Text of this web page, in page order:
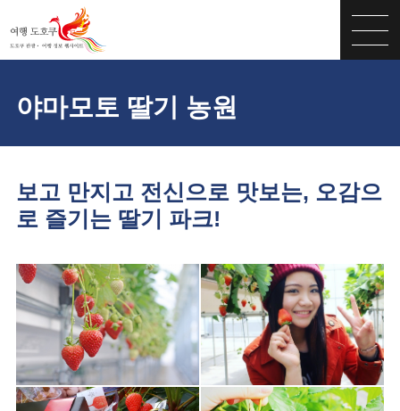
야마모토 딸기 농원
보고 만지고 전신으로 맛보는, 오감으
로 즐기는 딸기 파크!